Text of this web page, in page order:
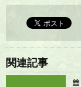
関連記事